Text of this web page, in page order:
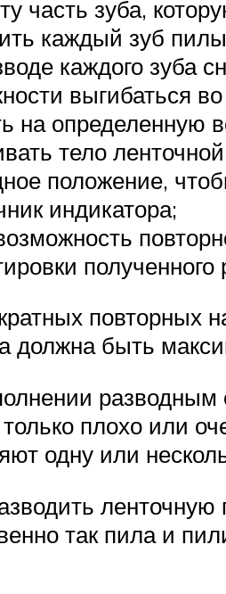
часть зуба,
каждый зуб
каждого зуба
выгибаться
на определенную
тело
положение,
индикатора;
полученного
повторных
должна быть
разводным
плохо или
одну или
так пила и